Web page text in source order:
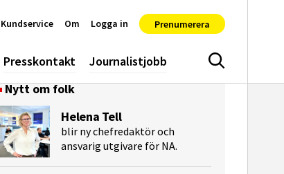
Presskontakt Journalistjobb Sök
Kundservice Om Logga in Prenumerera
Nytt om folk
Helena Tell
blir ny chefredaktör och
ansvarig utgivare för NA.